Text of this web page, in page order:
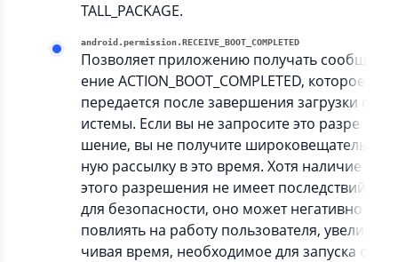
TALL_PACKAGE.
android.permission.RECEIVE_BOOT_COMPLETED
Позволяет приложению получать сообщ
ение ACTION_BOOT_COMPLETED, которое
передается после завершения загрузки с
истемы. Если вы не запросите это разре
шение, вы не получите широковещатель
ную рассылку в это время. Хотя наличие
этого разрешения не имеет последствий
для безопасности, оно может негативно
повлиять на работу пользователя, увели
чивая время, необходимое для запуска с